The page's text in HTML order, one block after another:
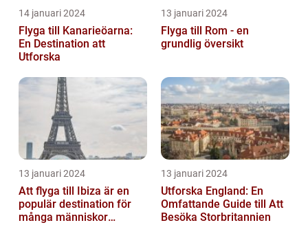
14 januari 2024
Flyga till Kanarieöarna:
En Destination att
Utforska
13 januari 2024
Flyga till Rom - en
grundlig översikt
13 januari 2024
Att flyga till Ibiza är en
populär destination för
många människor
13 januari 2024
Utforska England: En
Omfattande Guide till Att
Besöka Storbritannien